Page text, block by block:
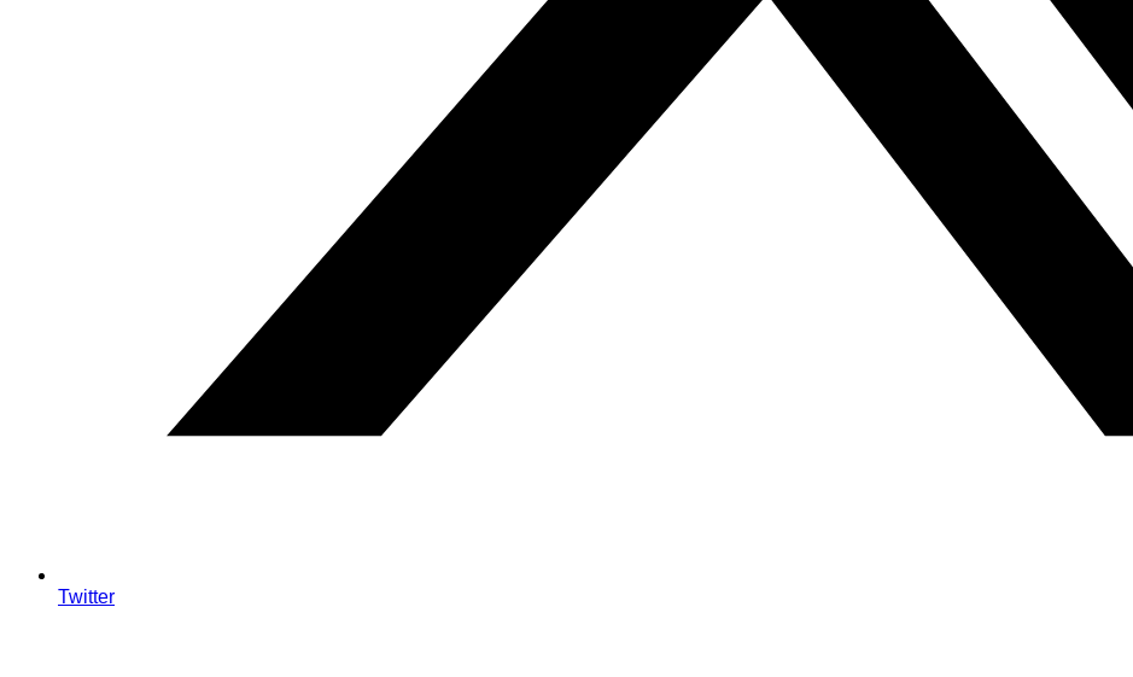
Twitter